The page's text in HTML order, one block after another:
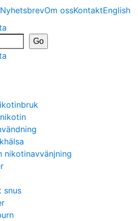
NyhetsbrevOm ossKontaktEnglish
nikotinavvänjning
snus